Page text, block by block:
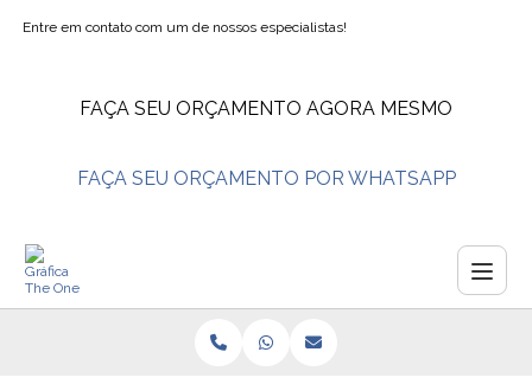
Entre em contato com um de nossos especialistas!
FAÇA SEU ORÇAMENTO AGORA MESMO
FAÇA SEU ORÇAMENTO POR WHATSAPP